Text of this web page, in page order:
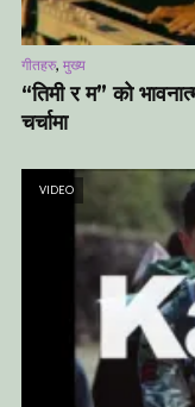
गीतहरु, मुख्य
“तिमी र म” को
चर्चामा
VIDEO